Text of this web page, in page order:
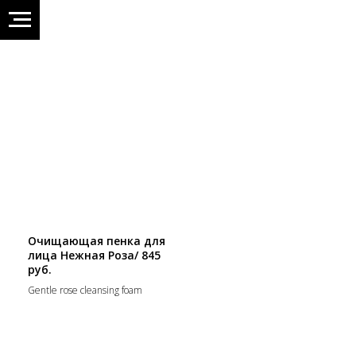
Очищающая пенка для
лица Нежная Роза/ 845
руб.
Gentle rose cleansing foam